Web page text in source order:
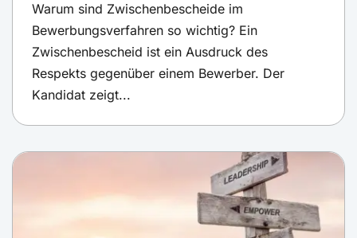
Warum sind Zwischenbescheide im
Bewerbungsverfahren so wichtig? Ein
Zwischenbescheid ist ein Ausdruck des
Respekts gegenüber einem Bewerber. Der
Kandidat zeigt...